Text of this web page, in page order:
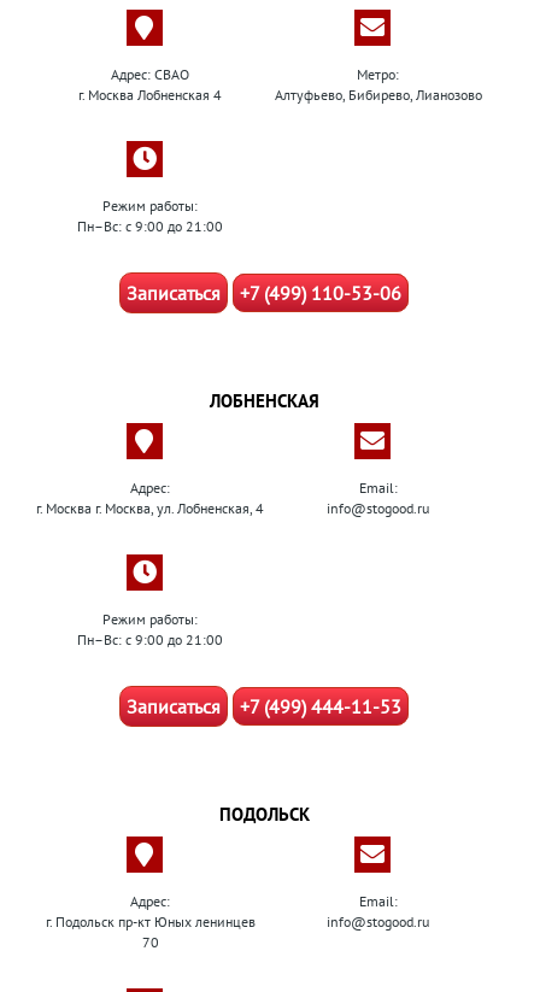
Адрес: СВАО
г. Москва Лобненская 4
Метро:
Алтуфьево, Бибирево, Лианозово
Режим работы:
Пн–Вс: с 9:00 до 21:00
Записаться +7 (499) 110-53-06
ЛОБНЕНСКАЯ
Адрес:
г. Москва г. Москва, ул. Лобненская, 4
Email:
info@stogood.ru
Режим работы:
Пн–Вс: с 9:00 до 21:00
Записаться +7 (499) 444-11-53
ПОДОЛЬСК
Адрес:
г. Подольск пр-кт Юных ленинцев
70
Email:
info@stogood.ru